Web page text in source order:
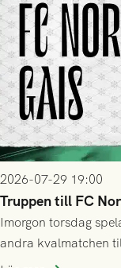
2026-07-29 19:00
Truppen till FC
Imorgon torsdag
andra kvalmatchen
Park! Fredrik